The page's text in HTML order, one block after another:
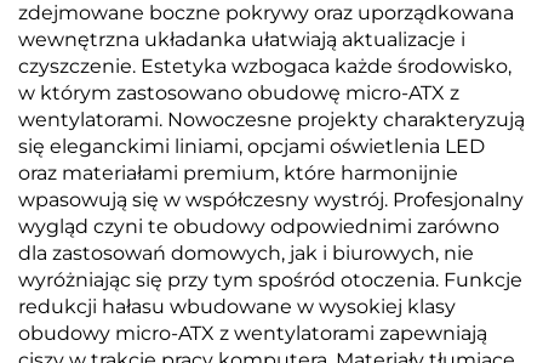
zdejmowane boczne pokrywy oraz uporządkowana
wewnętrzna układanka ułatwiają aktualizacje i
czyszczenie. Estetyka wzbogaca każde środowisko,
w którym zastosowano obudowę micro-ATX z
wentylatorami. Nowoczesne projekty charakteryzują
się eleganckimi liniami, opcjami oświetlenia LED
oraz materiałami premium, które harmonijnie
wpasowują się w współczesny wystrój. Profesjonalny
wygląd czyni te obudowy odpowiednimi zarówno
dla zastosowań domowych, jak i biurowych, nie
wyróżniając się przy tym spośród otoczenia. Funkcje
redukcji hałasu wbudowane w wysokiej klasy
obudowy micro-ATX z wentylatorami zapewniają